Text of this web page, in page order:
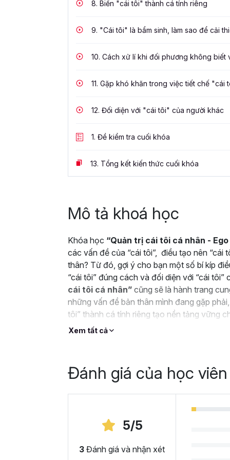
8. Biến "cái tôi" thành cá tính riêng
9. "Cái tôi" là bẩm sinh, làm sao để cải
10. Cách xử lí khi đối phương không biết
11. Gặp khó khăn trong việc tiết chế "cái
12. Đối diện với "cái tôi" của người khác
1. Đề kiểm tra cuối khóa
13. Tổng kết kiến thức cuối khóa
Mô tả khoá học
Khóa học “Quản trị cái tôi cá nhân -
các vấn đề của “cái tôi”, điều tạo nên “cái
thân? Từ đó, gợi ý cho bạn một số bí kíp
“cái tôi” đúng cách và đối diện với “cái
cái tôi cá nhân” cũng sẽ là hành trang
những vấn đề bản thân mình đang gặp
tôi” thành cá tính riêng tạo nền tảng vững
Xem tất cả
Đánh giá của học viên
5/5
3 Đánh giá và nhận xét